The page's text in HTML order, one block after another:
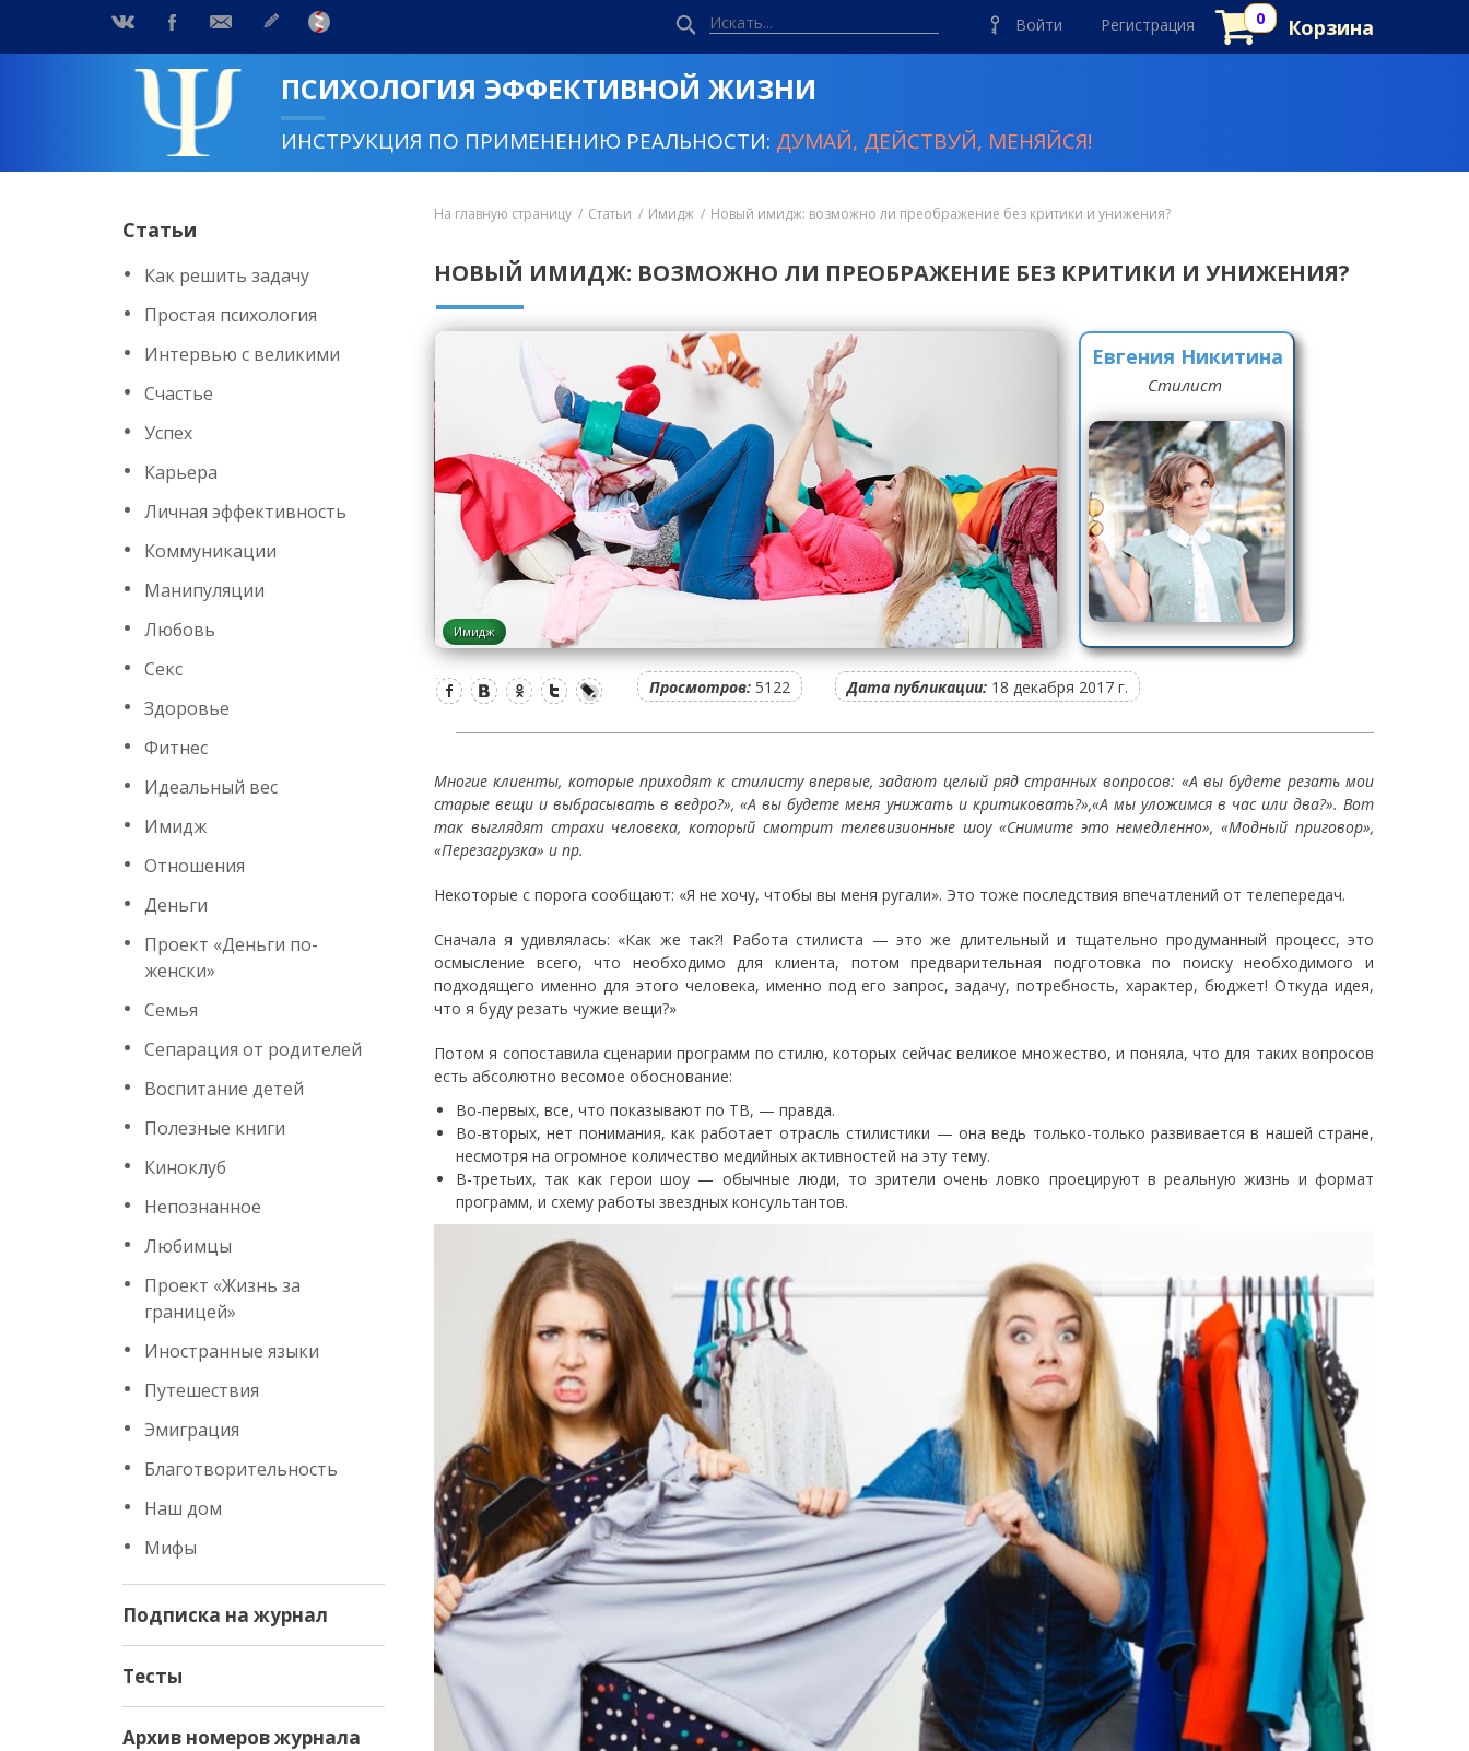
Войти Регистрация Корзина
ПСИХОЛОГИЯ ЭФФЕКТИВНОЙ ЖИЗНИ
ИНСТРУКЦИЯ ПО ПРИМЕНЕНИЮ РЕАЛЬНОСТИ: ДУМАЙ, ДЕЙСТВУЙ, МЕНЯЙСЯ!
Статьи
Как решить задачу
Простая психология
Интервью с великими
Счастье
Успех
Карьера
Личная эффективность
Коммуникации
Манипуляции
Любовь
Секс
Здоровье
Фитнес
Идеальный вес
Имидж
Отношения
Деньги
Проект «Деньги по-
женски»
Семья
Сепарация от родителей
Воспитание детей
Полезные книги
Киноклуб
Непознанное
Любимцы
Проект «Жизнь за
границей»
Иностранные языки
Путешествия
Эмиграция
Благотворительность
Наш дом
Мифы
Подписка на журнал
Тесты
Архив номеров журнала
На главную страницу Статьи Имидж Новый имидж: возможно ли преображение без критики и унижения?
НОВЫЙ ИМИДЖ: ВОЗМОЖНО ЛИ ПРЕОБРАЖЕНИЕ БЕЗ КРИТИКИ И УНИЖЕНИЯ?
Имидж
Евгения Никитина
Стилист
Просмотров: 5122 Дата публикации: 18 декабря 2017 г.
Многие клиенты, которые приходят к стилисту впервые, задают целый ряд странных вопросов: «А вы будете резать мои
старые вещи и выбрасывать в ведро?», «А вы будете меня унижать и критиковать?»,«А мы уложимся в час или два?».Вот
так выглядят страхи человека, который смотрит телевизионные шоу «Снимите это немедленно», «Модный приговор»,
«Перезагрузка» и пр.
Некоторые с порога сообщают: «Я не хочу, чтобы вы меня ругали». Это тоже последствия впечатлений от телепередач.
Сначала я удивлялась: «Как же так?! Работа стилиста — это же длительный и тщательно продуманный процесс, это
осмысление всего, что необходимо для клиента, потом предварительная подготовка по поиску необходимого и
подходящего именно для этого человека, именно под его запрос, задачу, потребность, характер, бюджет! Откуда идея,
что я буду резать чужие вещи?»
Потом я сопоставила сценарии программ по стилю, которых сейчас великое множество, и поняла, что для таких вопросов
есть абсолютно весомое обоснование:
Во-первых, все, что показывают по ТВ, — правда.
Во-вторых, нет понимания, как работает отрасль стилистики — она ведь только-только развивается в нашей стране,
несмотря на огромное количество медийных активностей на эту тему.
В-третьих, так как герои шоу — обычные люди, то зрители очень ловко проецируют в реальную жизнь и формат
программ, и схему работы звездных консультантов.